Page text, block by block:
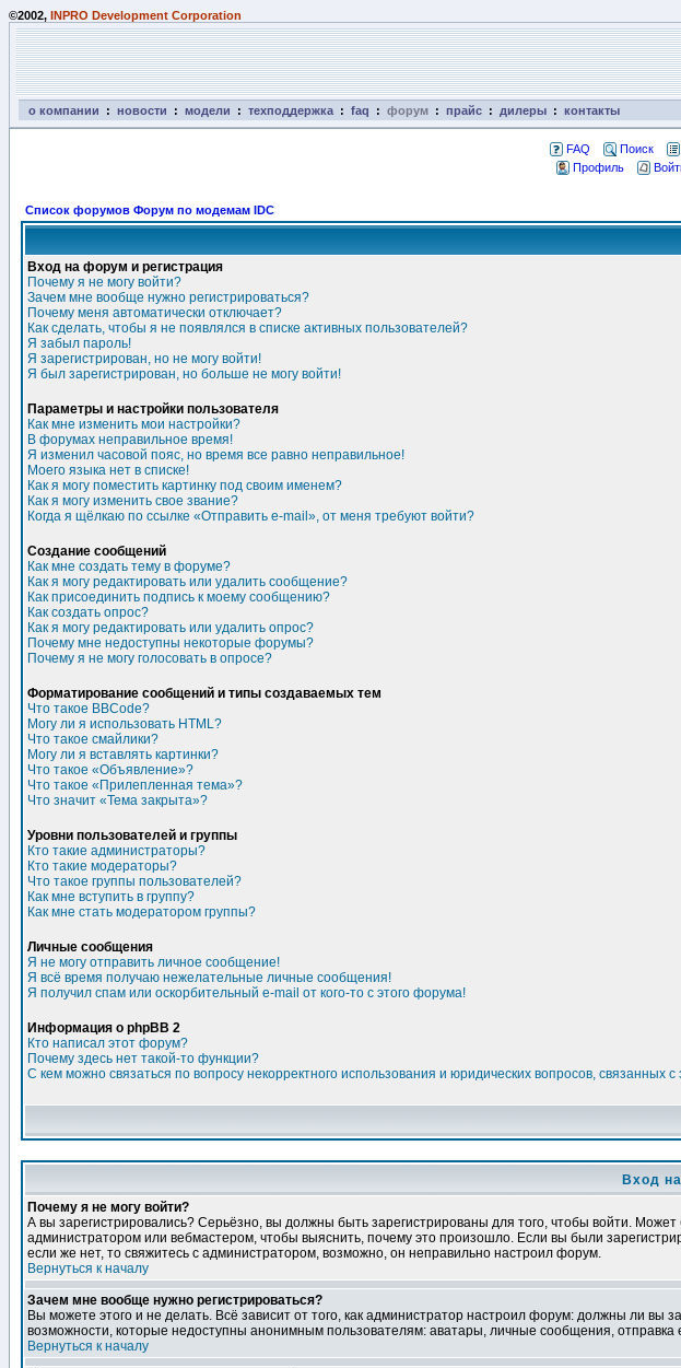
©2002, INPRO Development Corporation
о компании : новости : модели : техподдержка : faq : форум : прайс : дилеры : контакты
FAQ Поиск
Профиль
Список форумов Форум по модемам IDC
Вход на форум и регистрация
Почему я не могу войти?
Зачем мне вообще нужно регистрироваться?
Почему меня автоматически отключает?
Как сделать, чтобы я не появлялся в списке активных пользователей?
Я забыл пароль!
Я зарегистрирован, но не могу войти!
Я был зарегистрирован, но больше не могу войти!
Параметры и настройки пользователя
Как мне изменить мои настройки?
В форумах неправильное время!
Я изменил часовой пояс, но время все равно неправильное!
Моего языка нет в списке!
Как я могу поместить картинку под своим именем?
Как я могу изменить свое звание?
Когда я щёлкаю по ссылке «Отправить e-mail», от меня требуют войти?
Создание сообщений
Как мне создать тему в форуме?
Как я могу редактировать или удалить сообщение?
Как присоединить подпись к моему сообщению?
Как создать опрос?
Как я могу редактировать или удалить опрос?
Почему мне недоступны некоторые форумы?
Почему я не могу голосовать в опросе?
Форматирование сообщений и типы создаваемых тем
Что такое BBCode?
Могу ли я использовать HTML?
Что такое смайлики?
Могу ли я вставлять картинки?
Что такое «Объявление»?
Что такое «Прилепленная тема»?
Что значит «Тема закрыта»?
Уровни пользователей и группы
Кто такие администраторы?
Кто такие модераторы?
Что такое группы пользователей?
Как мне вступить в группу?
Как мне стать модератором группы?
Личные сообщения
Я не могу отправить личное сообщение!
Я всё время получаю нежелательные личные сообщения!
Я получил спам или оскорбительный e-mail от кого-то с этого форума!
Информация о phpBB 2
Кто написал этот форум?
Почему здесь нет такой-то функции?
С кем можно связаться по вопросу некорректного использования и юридических вопросов, связанных
Вход
Почему я не могу войти?
А вы зарегистрировались? Серьёзно, вы должны быть зарегистрированы для того, чтобы войти.
администратором или вебмастером, чтобы выяснить, почему это произошло. Если вы были
если же нет, то свяжитесь с администратором, возможно, он неправильно настроил форум.
Вернуться к началу
Зачем мне вообще нужно регистрироваться?
Вы можете этого и не делать. Всё зависит от того, как администратор настроил форум: должны ли
возможности, которые недоступны анонимным пользователям: аватары, личные сообщения, отправка
Вернуться к началу